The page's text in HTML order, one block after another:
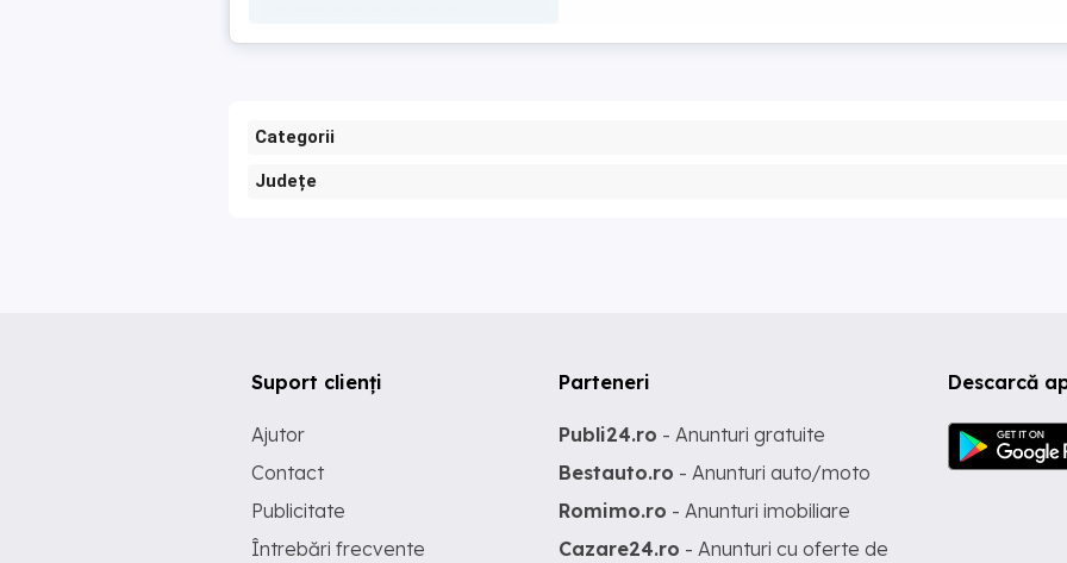
Categorii
Județe
Descarcă
Suport clienți
Ajutor
Contact
Publicitate
Întrebări frecvente
Parteneri
Publi24.ro - Anunturi gratuite
Bestauto.ro - Anunturi auto/moto
Romimo.ro - Anunturi imobiliare
Cazare24.ro - Anunturi cu oferte de